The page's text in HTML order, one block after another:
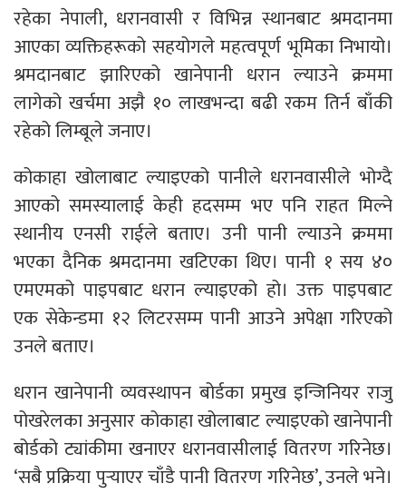
रहेका नेपाली, धरानवासी र विभिन्न स्थानबाट श्रमदानमा
आएका व्यक्तिहरूको सहयोगले महत्वपूर्ण भूमिका निभायो।
श्रमदानबाट झारिएको खानेपानी धरान ल्याउने क्रममा
लागेको खर्चमा अझै १० लाखभन्दा बढी रकम तिर्न बाँकी
रहेको लिम्बूले जनाए।
कोकाहा खोलाबाट ल्याइएको पानीले धरानवासीले भोग्दै
आएको समस्यालाई केही हदसम्म भए पनि राहत मिल्ने
स्थानीय एनसी राईले बताए। उनी पानी ल्याउने क्रममा
भएका दैनिक श्रमदानमा खटिएका थिए। पानी १ सय ४०
एमएमको पाइपबाट धरान ल्याइएको हो। उक्त पाइपबाट
एक सेकेन्डमा १२ लिटरसम्म पानी आउने अपेक्षा गरिएको
उनले बताए।
धरान खानेपानी व्यवस्थापन बोर्डका प्रमुख इन्जिनियर राजु
पोखरेलका अनुसार कोकाहा खोलाबाट ल्याइएको खानेपानी
बोर्डको ट्यांकीमा खनाएर धरानवासीलाई वितरण गरिनेछ।
‘सबै प्रक्रिया पुर्‍याएर चाँडै पानी वितरण गरिनेछ’, उनले भने।